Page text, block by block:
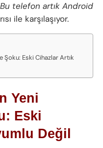
Bu telefon artık Android
ile karşılaşıyor.
Eski Cihazlar Artık
Yeni
Eski
Değil